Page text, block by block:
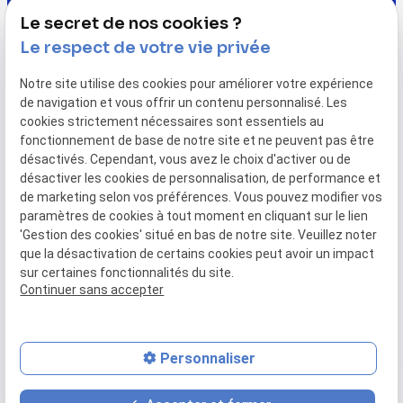
Vendredi
08:00-12:00 / 13:00-16:00
Suivez-nous
Accueil Nos réalisations
Notre société
Actualités
Contact
Mentions légales
Politique de confidentialité
feed contact_page phone
Le secret de nos cookies ?
Le respect de votre vie privée
Notre site utilise des cookies pour améliorer votre expérience
de navigation et vous offrir un contenu personnalisé. Les
cookies strictement nécessaires sont essentiels au
fonctionnement de base de notre site et ne peuvent pas être
désactivés. Cependant, vous avez le choix d'activer ou de
désactiver les cookies de personnalisation, de performance et
de marketing selon vos préférences. Vous pouvez modifier vos
paramètres de cookies à tout moment en cliquant sur le lien
'Gestion des cookies' situé en bas de notre site. Veuillez noter
que la désactivation de certains cookies peut avoir un impact
sur certaines fonctionnalités du site.
Continuer sans accepter
Personnaliser